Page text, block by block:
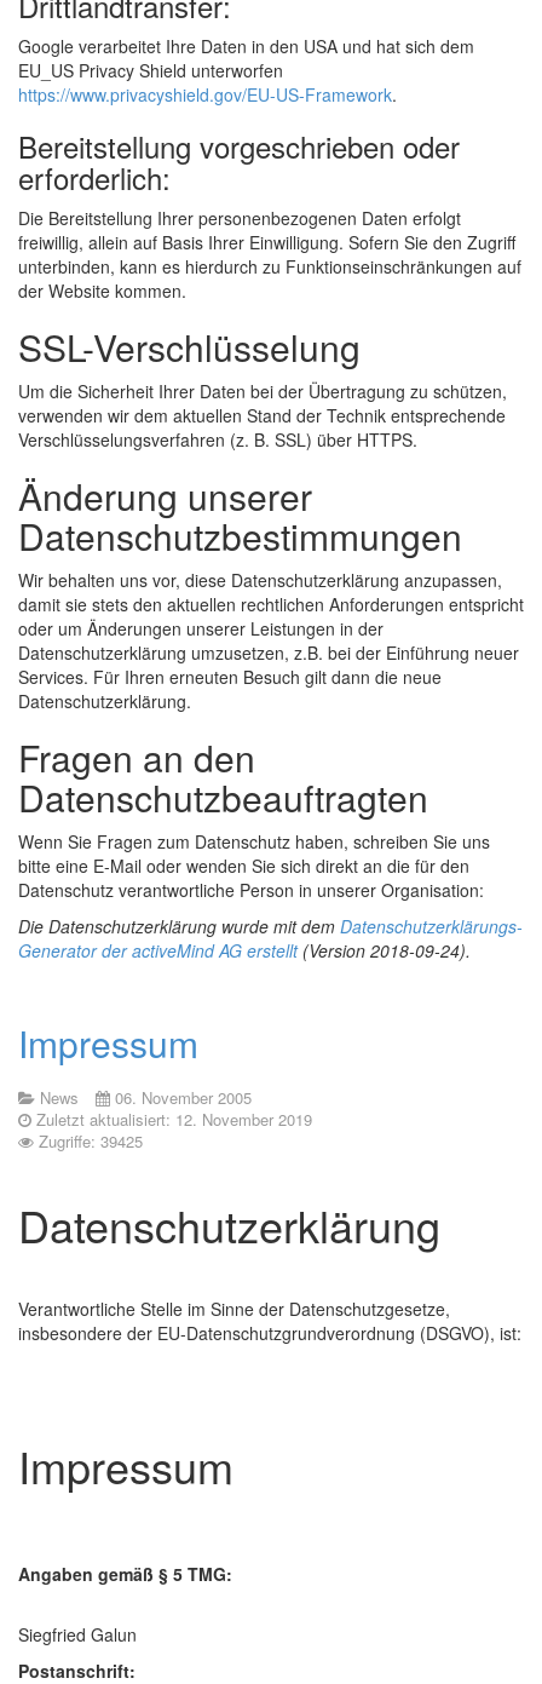
Google verarbeitet Ihre Daten in den USA und hat sich dem
EU_US Privacy Shield unterworfen
https://www.privacyshield.gov/EU-US-Framework.
Bereitstellung vorgeschrieben oder
erforderlich:
Die Bereitstellung Ihrer personenbezogenen Daten erfolgt
freiwillig, allein auf Basis Ihrer Einwilligung. Sofern Sie den Zugriff
unterbinden, kann es hierdurch zu Funktionseinschränkungen auf
der Website kommen.
SSL-Verschlüsselung
Um die Sicherheit Ihrer Daten bei der Übertragung zu schützen,
verwenden wir dem aktuellen Stand der Technik entsprechende
Verschlüsselungsverfahren (z. B. SSL) über HTTPS.
Änderung unserer
Datenschutzbestimmungen
Wir behalten uns vor, diese Datenschutzerklärung anzupassen,
damit sie stets den aktuellen rechtlichen Anforderungen entspricht
oder um Änderungen unserer Leistungen in der
Datenschutzerklärung umzusetzen, z.B. bei der Einführung neuer
Services. Für Ihren erneuten Besuch gilt dann die neue
Datenschutzerklärung.
Fragen an den
Datenschutzbeauftragten
Wenn Sie Fragen zum Datenschutz haben, schreiben Sie uns
bitte eine E-Mail oder wenden Sie sich direkt an die für den
Datenschutz verantwortliche Person in unserer Organisation:
Die Datenschutzerklärung wurde mit dem Datenschutzerklärungs-
Generator der activeMind AG erstellt(Version 2018-09-24).
Impressum
News
06. November 2005
Zuletzt aktualisiert: 12. November 2019
Zugriffe: 39425
Datenschutzerklärung
Verantwortliche Stelle im Sinne der Datenschutzgesetze,
insbesondere der EU-Datenschutzgrundverordnung (DSGVO), ist:
Impressum
Angaben gemäß § 5 TMG:
Siegfried Galun
Postanschrift: